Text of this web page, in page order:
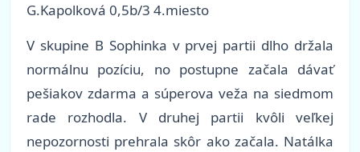
G.Kapolková 0,5b/3 4.miesto
V skupine B Sophinka v prvej partii dlho držala
normálnu pozíciu, no postupne začala dávať
pešiakov zdarma a súperova veža na siedmom
rade rozhodla. V druhej partii kvôli veľkej
nepozornosti prehrala skôr ako začala. Natálka